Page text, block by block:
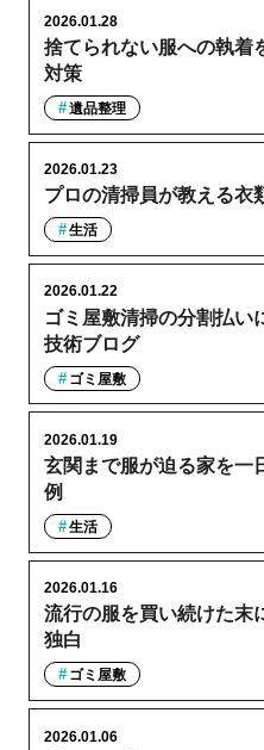
捨てられない服への執着
対策
2026.01.28
遺品整理
プロの清掃員が教える衣
2026.01.23
生活
ゴミ屋敷清掃の分割払い
技術ブログ
2026.01.22
ゴミ屋敷
玄関まで服が迫る家を一
例
2026.01.19
生活
流行の服を買い続けた末
独白
2026.01.16
ゴミ屋敷
2026.01.06